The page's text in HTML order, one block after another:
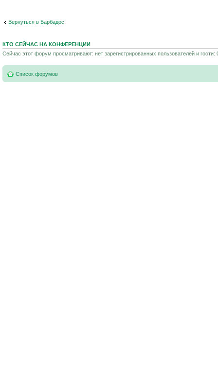
Вернуться в Барбадос
КТО СЕЙЧАС НА КОНФЕРЕНЦИИ
Сейчас этот форум просматривают: нет зарегистрированных пользователей и гости:
Список форумов